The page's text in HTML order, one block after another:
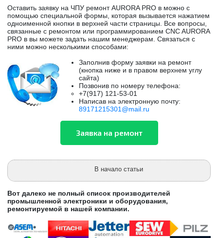
Оставить заявку на ЧПУ ремонт AURORA PRO в можно с
помощью специальной формы, которая вызывается нажатием
одноименной кнопки в верхней части страницы. Все вопросы,
связанные с ремонтом или программированием CNC AURORA
PRO в вы можете задать нашим менеджерам. Связаться с
ними можно несколькими способами:
Заполнив форму заявки на ремонт
(кнопка ниже и в правом верхнем углу
сайта)
Позвонив по номеру телефона:
+7(917) 121-53-01
Написав на электронную почту:
89171215301@mail.ru
В начало статьи
Вот далеко не полный список производителей
промышленной электроники и оборудования,
ремонтируемой в нашей компании.